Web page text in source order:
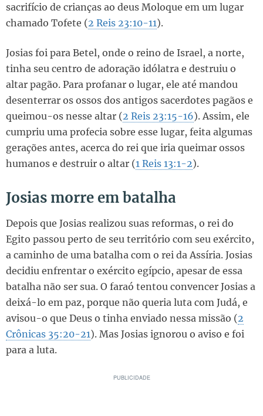
sacrifício de crianças ao deus Moloque em um lugar
chamado Tofete (2 Reis 23:10-11).
Josias foi para Betel, onde o reino de Israel, a norte,
tinha seu centro de adoração idólatra e destruiu o
altar pagão. Para profanar o lugar, ele até mandou
desenterrar os ossos dos antigos sacerdotes pagãos e
queimou-os nesse altar (2 Reis 23:15-16). Assim, ele
cumpriu uma profecia sobre esse lugar, feita algumas
gerações antes, acerca do rei que iria queimar ossos
humanos e destruir o altar (1 Reis 13:1-2).
Josias morre em batalha
Depois que Josias realizou suas reformas, o rei do
Egito passou perto de seu território com seu exército,
a caminho de uma batalha com o rei da Assíria. Josias
decidiu enfrentar o exército egípcio, apesar de essa
batalha não ser sua. O faraó tentou convencer Josias a
deixá-lo em paz, porque não queria luta com Judá, e
avisou-o que Deus o tinha enviado nessa missão (2
Crônicas 35:20-21). Mas Josias ignorou o aviso e foi
para a luta.